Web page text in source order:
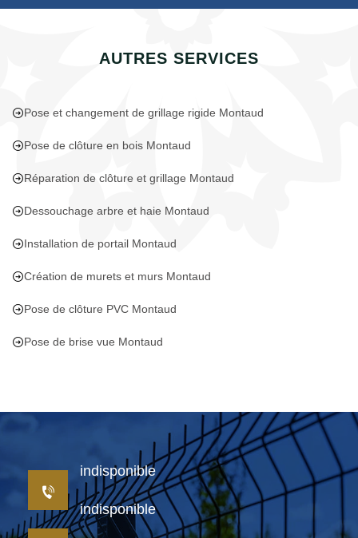
AUTRES SERVICES
Pose et changement de grillage rigide Montaud
Pose de clôture en bois Montaud
Réparation de clôture et grillage Montaud
Dessouchage arbre et haie Montaud
Installation de portail Montaud
Création de murets et murs Montaud
Pose de clôture PVC Montaud
Pose de brise vue Montaud
indisponible
indisponible